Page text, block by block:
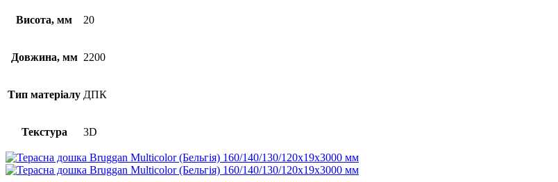
Висота, мм 20
Довжина, мм 2200
Тип матеріалу ДПК
Текстура 3D